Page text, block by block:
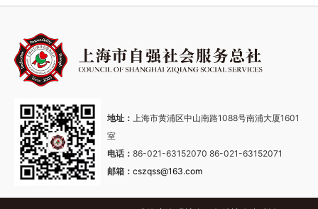
地址： 上海市黄浦区中山南路1088号南浦大厦1601
室
电话： 86-021-63152070 86-021-63152071
邮箱： cszqss@163.com